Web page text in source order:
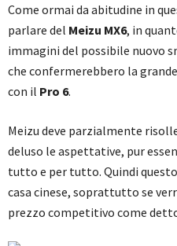
Come ormai da abitudine in
parlare del Meizu MX6, in
immagini del possibile nuovo
che confermerebbero la
con il Pro 6.
Meizu deve parzialmente
deluso le aspettative, pur
tutto e per tutto. Quindi questo
casa cinese, soprattutto se
prezzo competitivo come